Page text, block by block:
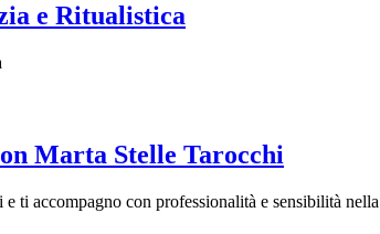
e Ritualistica
Marta Stelle Tarocchi
ti accompagno con professionalità e sensibilità